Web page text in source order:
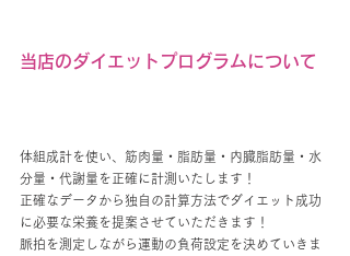
当店のダイエットプログラムについて
体組成計を使い、筋肉量・脂肪量・内臓脂肪量・水
分量・代謝量を正確に計測いたします！
正確なデータから独自の計算方法でダイエット成功
に必要な栄養を提案させていただきます！
脈拍を測定しながら運動の負荷設定を決めていきま